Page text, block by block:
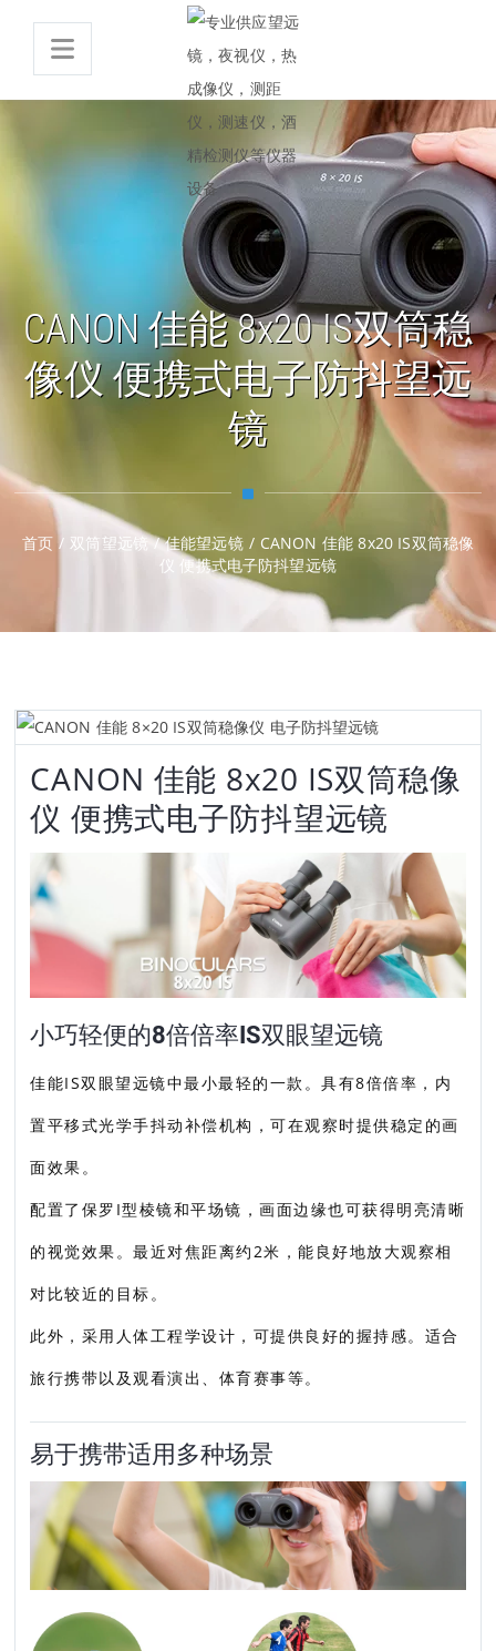
CANON 佳能 8x20 IS双筒稳
像仪 便携式电子防抖望远
镜
首页 / 双筒望远镜 / 佳能望远镜 / CANON 佳能 8x20 IS双筒稳像
仪 便携式电子防抖望远镜
CANON 佳能 8x20 IS双筒稳像
仪 便携式电子防抖望远镜
小巧轻便的8倍倍率IS双眼望远镜
佳能IS双眼望远镜中最小最轻的一款。具有8倍倍率，内
置平移式光学手抖动补偿机构，可在观察时提供稳定的画
面效果。
配置了保罗I型棱镜和平场镜，画面边缘也可获得明亮清晰
的视觉效果。最近对焦距离约2米，能良好地放大观察相
对比较近的目标。
此外，采用人体工程学设计，可提供良好的握持感。适合
旅行携带以及观看演出、体育赛事等。
易于携带适用多种场景